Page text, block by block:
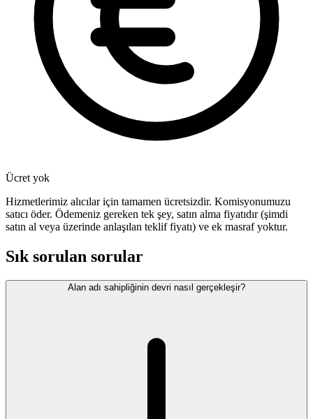
Ücret yok
Hizmetlerimiz alıcılar için tamamen ücretsizdir. Komisyonumuzu
satıcı öder. Ödemeniz gereken tek şey, satın alma fiyatıdır (şimdi
satın al veya üzerinde anlaşılan teklif fiyatı) ve ek masraf yoktur.
Sık sorulan sorular
Alan adı sahipliğinin devri nasıl gerçekleşir?